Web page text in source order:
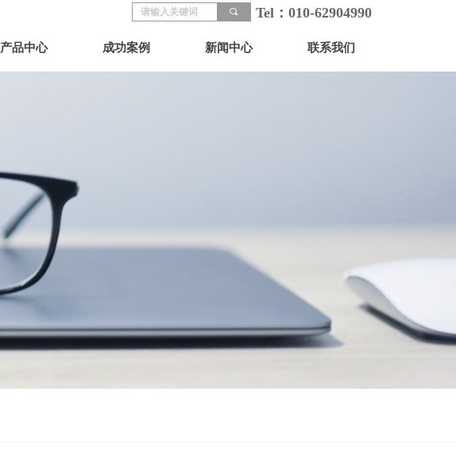
产品中心 成功案例 新闻中心 联系我们
Tel：010-62904990
끠